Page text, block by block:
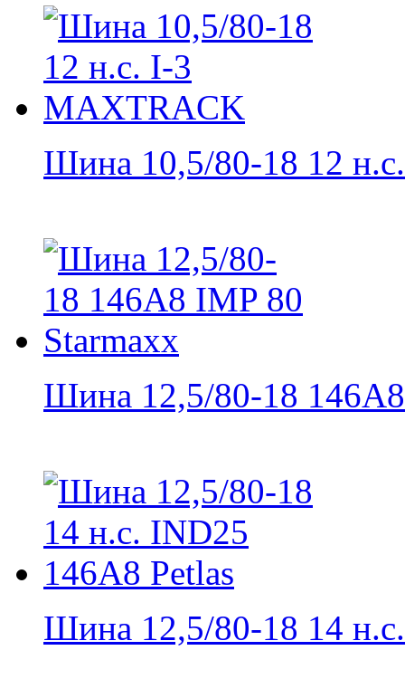
Шина 10,5/80-18 12
Шина 12,5/80-18
Шина 12,5/80-18 14